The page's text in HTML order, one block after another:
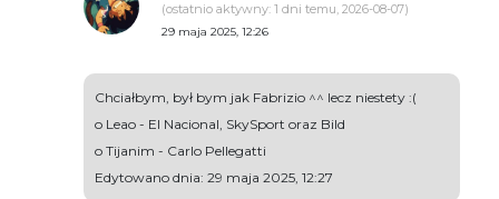
(ostatnio aktywny: 1 dni temu, 2026-08-07)
29 maja 2025, 12:26
Chciałbym, był bym jak Fabrizio ^^ lecz niestety :(
o Leao - El Nacional, SkySport oraz Bild
o Tijanim - Carlo Pellegatti
Edytowano dnia: 29 maja 2025, 12:27